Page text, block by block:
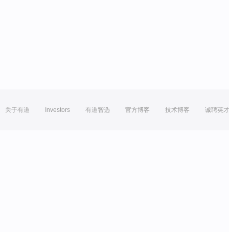
关于有道 Investors 有道智选 官方博客 技术博客 诚聘英才